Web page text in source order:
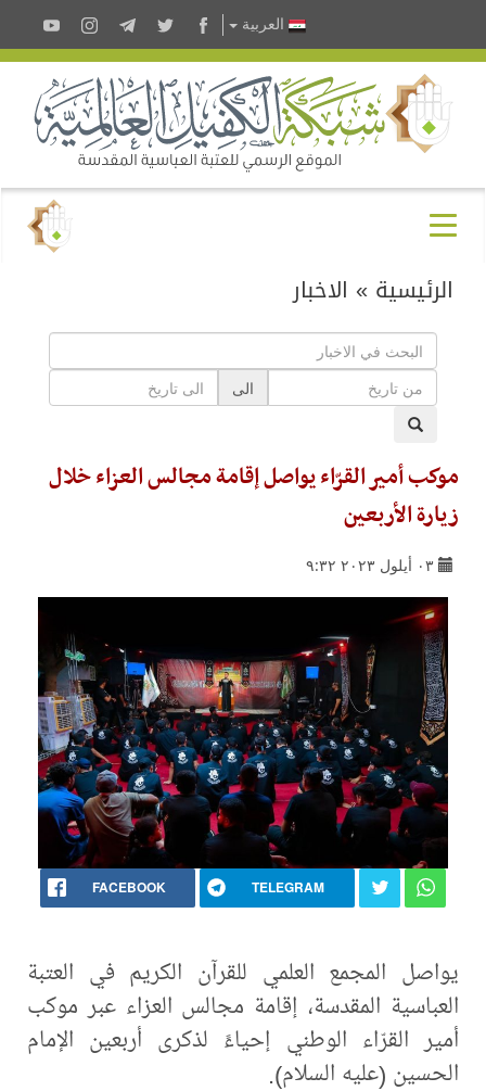
العربية
الرئيسية » الاخبار
الى
موكب أمير القرّاء يواصل إقامة مجالس العزاء خلال
زيارة الأربعين
٠٣ أيلول ٢٠٢٣ ٩:٣٢
FACEBOOK TELEGRAM
يواصل المجمع العلمي للقرآن الكريم في العتبة
العباسية المقدسة، إقامة مجالس العزاء عبر موكب
أمير القرّاء الوطني إحياءً لذكرى أربعين الإمام
الحسين (عليه السلام).